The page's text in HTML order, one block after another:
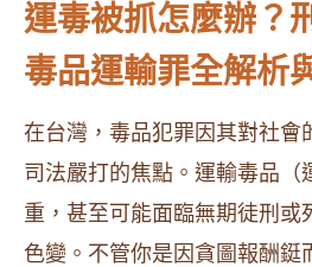
運毒被抓怎麼辦？
毒品運輸罪全解析
在台灣，毒品犯罪因其對社會
司法嚴打的焦點。運輸毒品（
重，甚至可能面臨無期徒刑或
色變。不管你是因貪圖報酬鋌